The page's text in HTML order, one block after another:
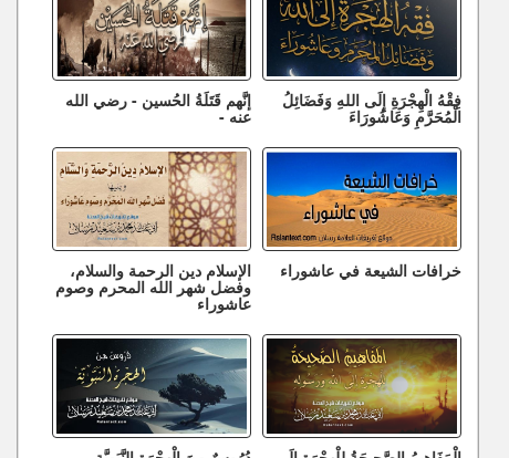
فِقْهُ الْهِجْرَةِ إِلَى اللهِ وَفَضَائِلُ
الْمُحَرَّمِ وَعَاشُورَاءَ
إنَّهم قَتَلَةُ الحُسين - رضي الله
عنه -
خرافات الشيعة في عاشوراء الإسلام دين الرحمة والسلام،
وفضل شهر الله المحرم وصوم
عاشوراء